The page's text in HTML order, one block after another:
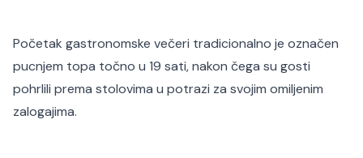
Početak gastronomske večeri tradicionalno je označen
pucnjem topa točno u 19 sati, nakon čega su gosti
pohrlili prema stolovima u potrazi za svojim omiljenim
zalogajima.